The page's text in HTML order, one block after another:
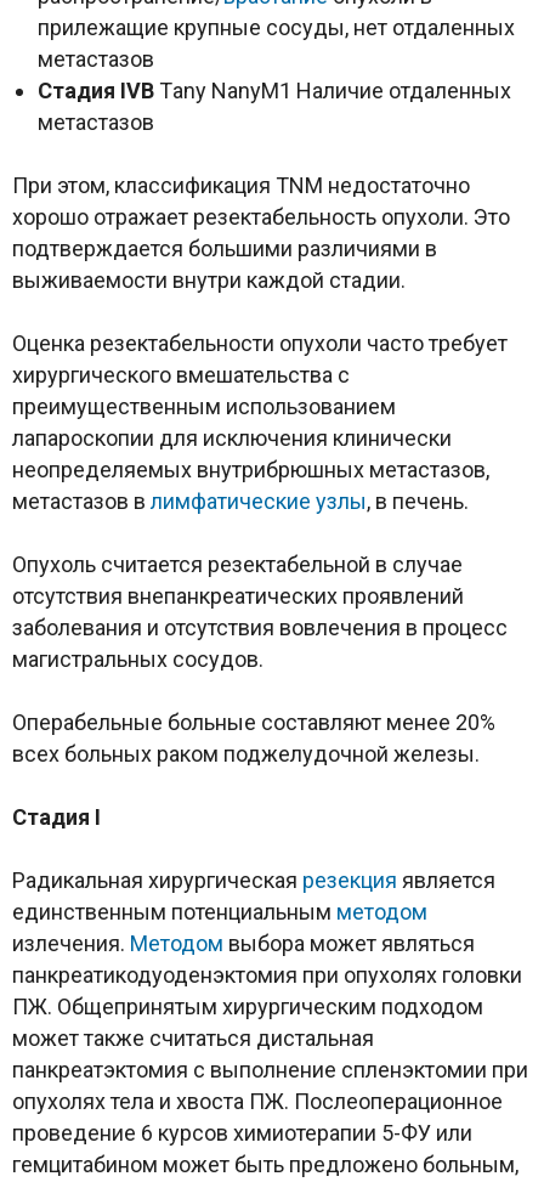
прилежащие крупные сосуды, нет отдаленных
метастазов
Стадия IVВTаny NanyM1 Наличие отдаленных
метастазов
При этом, классификация ТNM недостаточно
хорошо отражает резектабельность опухоли. Это
подтверждается большими различиями в
выживаемости внутри каждой стадии.
Оценка резектабельности опухоли часто требует
хирургического вмешательства с
преимущественным использованием
лапароскопии для исключения клинически
неопределяемых внутрибрюшных метастазов,
метастазов влимфатические узлы, в печень.
Опухоль считается резектабельной в случае
отсутствия внепанкреатических проявлений
заболевания и отсутствия вовлечения в процесс
магистральных сосудов.
Операбельные больные составляют менее 20%
всех больных раком поджелудочной железы.
Стадия I
Радикальная хирургическая резекция является
единственным потенциальным методом
излечения. Методом выбора может являться
панкреатикодуоденэктомия при опухолях головки
ПЖ. Общепринятым хирургическим подходом
может также считаться дистальная
панкреатэктомия с выполнение спленэктомии при
опухолях тела и хвоста ПЖ. Послеоперационное
проведение 6 курсов химиотерапии 5-ФУ или
гемцитабином может быть предложено больным,